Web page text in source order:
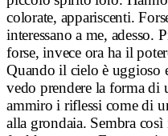
colorate, appariscenti.
interessano a me, adesso.
forse, invece ora ha il
Quando il cielo è uggioso
vedo prendere la forma di
ammiro i riflessi come di
alla grondaia. Sembra